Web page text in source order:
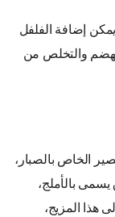
إضافة الفلفل
والتخلص من
الخاص بالصبار،
بالأملج،
هذا المزيج،